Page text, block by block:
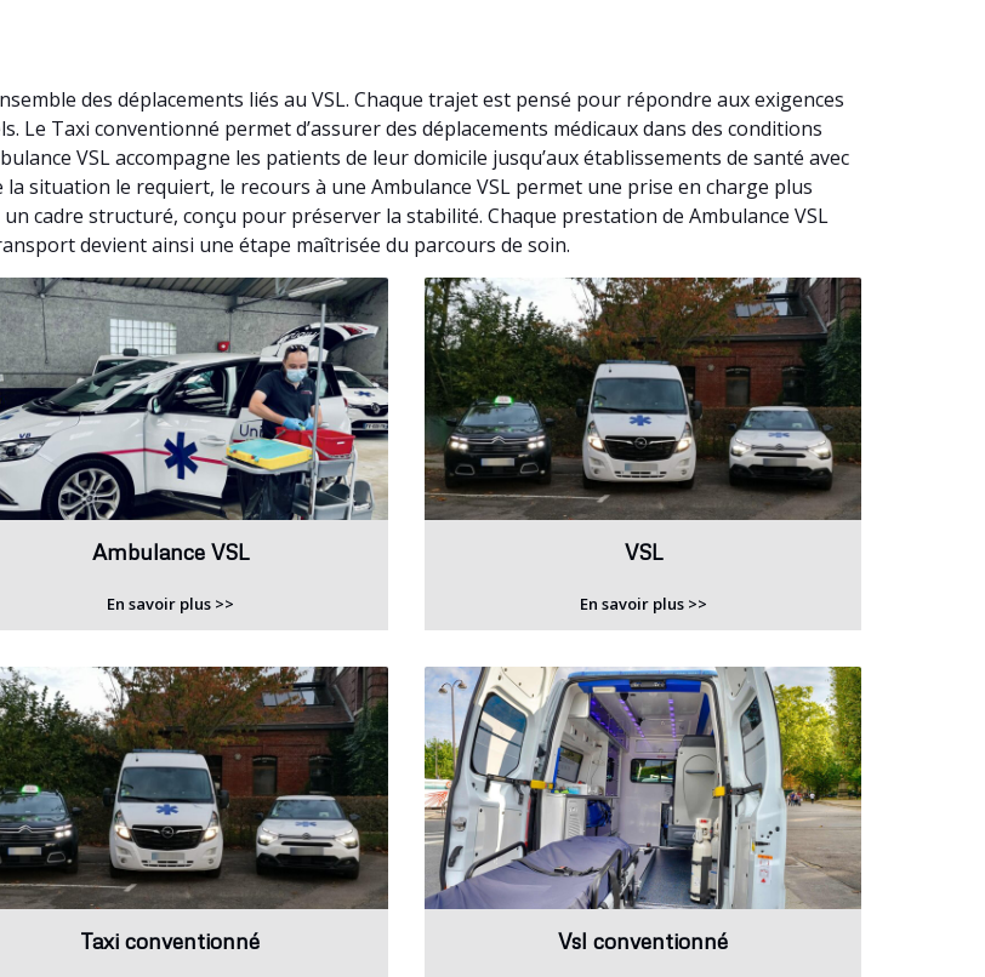
des déplacements liés au VSL. Chaque trajet est pensé pour répondre aux exigences
Le Taxi conventionné permet d’assurer des déplacements médicaux dans des conditions
VSL accompagne les patients de leur domicile jusqu’aux établissements de santé avec
situation le requiert, le recours à une Ambulance VSL permet une prise en charge plus
cadre structuré, conçu pour préserver la stabilité. Chaque prestation de Ambulance VSL
devient ainsi une étape maîtrisée du parcours de soin.
Ambulance VSL
En savoir plus >>
VSL
En savoir plus >>
Taxi conventionné Vsl conventionné